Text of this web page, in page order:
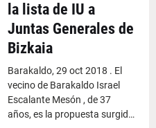
la lista de IU a
Juntas Generales de
Bizkaia
Barakaldo, 29 oct 2018 . El
vecino de Barakaldo Israel
Escalante Mesón , de 37
años, es la propuesta surgid…